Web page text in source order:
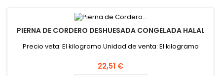
PIERNA DE CORDERO DESHUESADA CONGELADA HALAL
Precio veta: El kilogramo Unidad de venta: El kilogramo
Precio
22,51 €